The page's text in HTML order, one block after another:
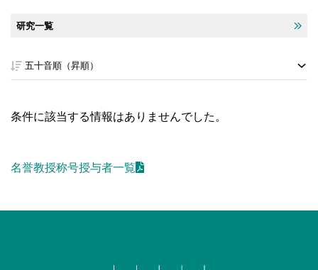
研究一覧
条件に該当する情報はありませんでした。
名誉教授称号授与者一覧